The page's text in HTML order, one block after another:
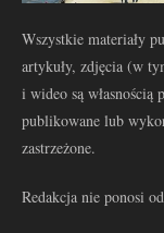
Wszystkie materiały
artykuły, zdjęcia (w
i wideo są
publikowane lub
zastrzeżone.
Redakcja nie ponosi